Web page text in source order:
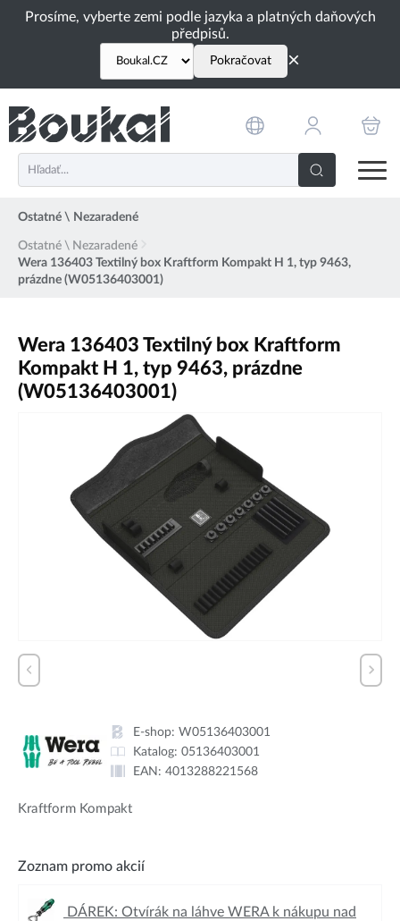
Prosíme, vyberte zemi podle jazyka a platných daňových
předpisů.
Pokračovat ×
Ostatné \ Nezaradené
Ostatné \ Nezaradené
Wera 136403 Textilný box Kraftform Kompakt H 1, typ 9463,
prázdne (W05136403001)
Wera 136403 Textilný box Kraftform
Kompakt H 1, typ 9463, prázdne
(W05136403001)
E-shop: W05136403001
Katalog: 05136403001
EAN: 4013288221568
Kraftform Kompakt
Zoznam promo akcií
DÁREK: Otvírák na láhve WERA k nákupu nad